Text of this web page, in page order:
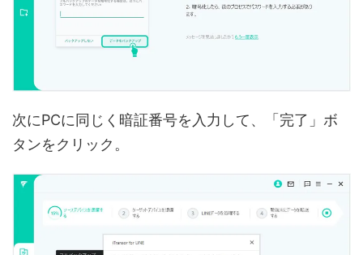
次にPCに同じく暗証番号を入力して、「完了」ボ
タンをクリック。